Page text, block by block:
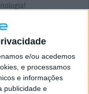
e/ou acedemos
e processamos
e informações
publicidade e